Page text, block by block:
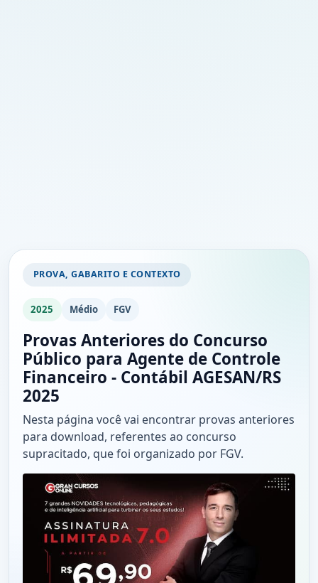
PROVA, GABARITO E CONTEXTO
2025 Médio FGV
Provas Anteriores do Concurso
Público para Agente de Controle
Financeiro - Contábil AGESAN/RS
2025
Nesta página você vai encontrar provas anteriores
para download, referentes ao concurso
supracitado, que foi organizado por FGV.